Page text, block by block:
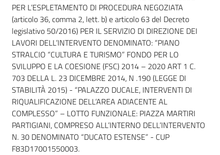
PER L’ESPLETAMENTO DI PROCEDURA NEGOZIATA
(articolo 36, comma 2, lett. b) e articolo 63 del Decreto
legislativo 50/2016) PER IL SERVIZIO DI DIREZIONE DEI
LAVORI DELL’INTERVENTO DENOMINATO: “PIANO
STRALCIO “CULTURA E TURISMO” FONDO PER LO
SVILUPPO E LA COESIONE (FSC) 2014 – 2020 ART 1 C.
703 DELLA L. 23 DICEMBRE 2014, N .190 (LEGGE DI
STABILITÀ 2015) - “PALAZZO DUCALE, INTERVENTI DI
RIQUALIFICAZIONE DELL’AREA ADIACENTE AL
COMPLESSO” – LOTTO FUNZIONALE: PIAZZA MARTIRI
PARTIGIANI, COMPRESO ALL’INTERNO DELL’INTERVENTO
N. 30 DENOMINATO “DUCATO ESTENSE” - CUP
F83D17001550003.